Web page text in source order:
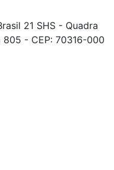
21 SHS - Quadra
- CEP: 70316-000